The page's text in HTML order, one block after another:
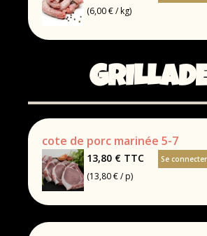
(6,00 € / kg)
cote de porc marinée 5-7
13,80 € TTC
(13,80 € / p)
Se connecter